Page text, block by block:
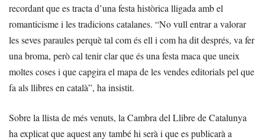
recordant que es tracta d’una festa històrica lligada amb el
romanticisme i les tradicions catalanes. “No vull entrar a valorar
les seves paraules perquè tal com és ell i com ha dit després, va fer
una broma, però cal tenir clar que és una festa maca que uneix
moltes coses i que capgira el mapa de les vendes editorials pel que
fa als llibres en català”, ha insistit.
Sobre la llista de més venuts, la Cambra del Llibre de Catalunya
ha explicat que aquest any també hi serà i que es publicarà a